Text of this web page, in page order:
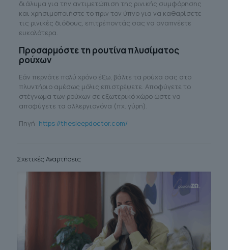
διάλυμα για την αντιμετώπιση της ρινικής συμφόρησης
και χρησιμοποιήστε το πριν τον ύπνο για να καθαρίσετε
τις ρινικές διόδους, επιτρέποντάς σας να αναπνέετε
ευκολότερα.
Προσαρμόστε τη ρουτίνα πλυσίματος
ρούχων
Εάν περνάτε πολύ χρόνο έξω, βάλτε τα ρούχα σας στο
πλυντήριο αμέσως μόλις επιστρέψετε. Αποφύγετε το
στέγνωμα των ρούχων σε εξωτερικό χώρο ώστε να
αποφύγετε τα αλλεργιογόνα (πχ. γύρη).
Πηγή: https://thesleepdoctor.com/
Σχετικές Αναρτήσεις